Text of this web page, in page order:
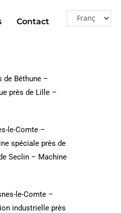
Contact
de Béthune –
près de Lille –
le-Comte –
spéciale près de
Seclin – Machine
le-Comte –
industrielle près